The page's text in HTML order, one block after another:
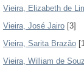
Vieira, Elizabeth de
Vieira, José Jairo [3]
Vieira, Sarita Brazão
Vieira, William de